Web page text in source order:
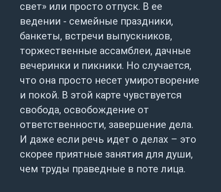
свет» или просто отпуск. В ее
ведении - семейные праздники,
банкеты, встречи выпускников,
торжественные ассамблеи, дачные
вечеринки и пикники. Но случается,
что она просто несет умиротворение
и покой. В этой карте чувствуется
свобода, освобождение от
ответственности, завершение дела.
И даже если речь идет о делах – это
скорее приятные занятия для души,
чем труды праведные в поте лица.